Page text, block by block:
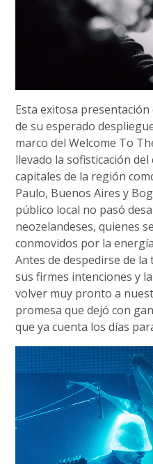
Esta exitosa
de su esperado
marco del Welcome To
llevado la sofisticación
capitales de la región
Paulo, Buenos Aires y
público local no pasó
neozelandeses, quienes
conmovidos por la
Antes de despedirse de
sus firmes intenciones y
volver muy pronto a
promesa que dejó con
que ya cuenta los días